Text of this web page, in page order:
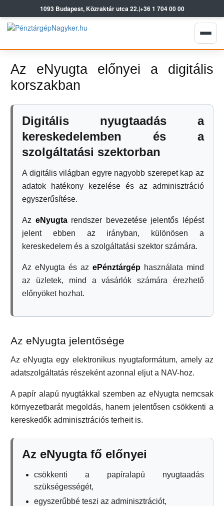
1093 Budapest, Közraktár utca 22.|+36 1 704 00 00
Az eNyugta előnyei a digitális
korszakban
Digitális nyugtaadás a
kereskedelemben és a
szolgáltatási szektorban
A digitális világban egyre nagyobb szerepet kap az
adatok hatékony kezelése és az adminisztráció
egyszerűsítése.
Az eNyugtarendszer bevezetése jelentős lépést
jelent ebben az irányban, különösen a
kereskedelem és a szolgáltatási szektor számára.
Az eNyugta és az ePénztárgép használata mind
az üzletek, mind a vásárlók számára érezhető
előnyöket hozhat.
Az eNyugta jelentősége
Az eNyugta egy elektronikus nyugtaformátum, amely az
adatszolgáltatás részeként azonnal eljut a NAV-hoz.
A papír alapú nyugtákkal szemben az eNyugta nemcsak
környezetbarát megoldás, hanem jelentősen csökkenti a
kereskedők adminisztrációs terheit is.
Az eNyugta fő előnyei
csökkenti a papíralapú nyugtaadás
szükségességét,
egyszerűbbé teszi az adminisztrációt,